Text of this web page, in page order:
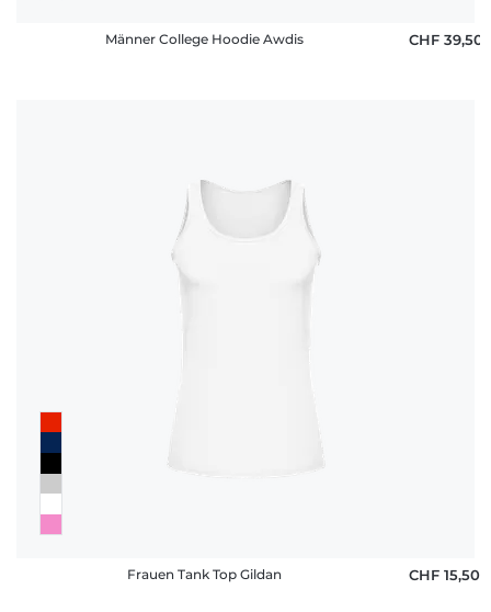
Männer College Hoodie Awdis CHF 39,50
Frauen Tank Top Gildan CHF 15,50